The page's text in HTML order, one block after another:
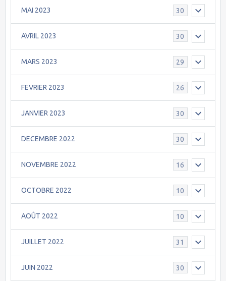
MAI 2023 30
AVRIL 2023 30
MARS 2023 29
FEVRIER 2023 26
JANVIER 2023 30
DECEMBRE 2022 30
NOVEMBRE 2022 16
OCTOBRE 2022 10
AOÛT 2022 10
JUILLET 2022 31
JUIN 2022 30